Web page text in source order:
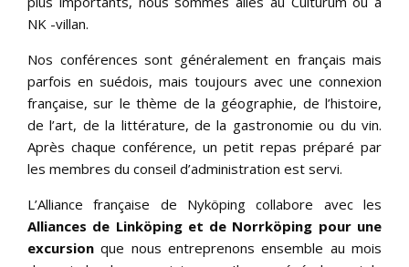
NK -villan.
Nos conférences sont généralement en français mais
parfois en suédois, mais toujours avec une connexion
française, sur le thème de la géographie, de l’histoire,
de l’art, de la littérature, de la gastronomie ou du vin.
Après chaque conférence, un petit repas préparé par
les membres du conseil d’administration est servi.
L’Alliance française de Nyköping collabore avec les
Alliances de Linköping et de Norrköping pour une
excursion que nous entreprenons ensemble au mois